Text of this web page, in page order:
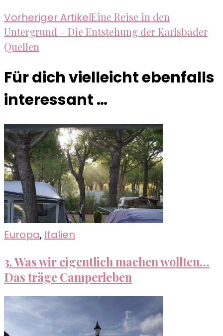
Beitragsnavigation
Vorheriger ArtikelEine Reise in den
Untergrund – Die Entstehung der Karlsbader
Quellen
Für dich vielleicht ebenfalls
interessant …
Europa, Italien
3. Was wir eigentlich machen wollten…
Das träge Camperleben